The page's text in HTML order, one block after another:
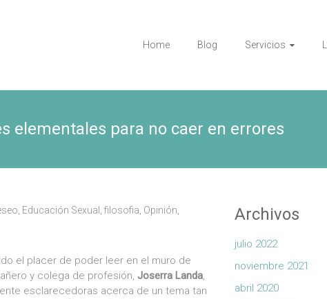
Home Blog Servicios
elementales para no caer en errores
Educación Sexual filosofia Opinión
el placer de poder leer en el muro de
y colega de profesión, Joserra Landa,
esclarecedoras acerca de un tema tan
Archivos
julio 2022
noviembre 2021
abril 2020